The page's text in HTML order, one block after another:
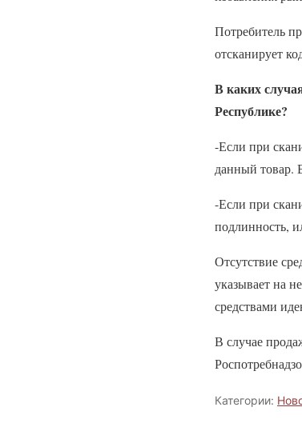
Потребитель
отсканирует
В каких
Республике?
-Если при
данный товар.
-Если при
подлинность,
Отсутствие
указывает на
средствами
В случае
Категории: